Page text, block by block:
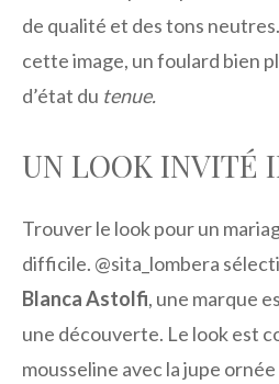
de qualité et des tons
cette image, un foulard bien
d’état du tenue.
UN LOOK INVITÉ
Trouver le look pour un
difficile. @sita_lombera
Blanca Astolfi, une marque
une découverte. Le look est
mousseline avec la jupe